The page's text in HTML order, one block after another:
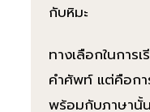
กับหิมะ
ทางเลือกในการ
คำศัพท์ แต่คือก
พร้อมกับภาษานั้